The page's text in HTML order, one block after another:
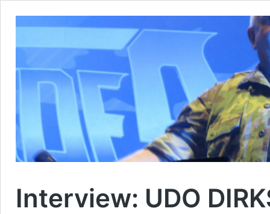
Interview: UDO